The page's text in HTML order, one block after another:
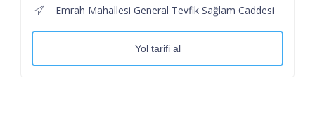
Emrah Mahallesi General Tevfik Sağlam Caddesi
Yol tarifi al